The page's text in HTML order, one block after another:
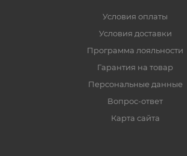
Условия оплаты
Условия доставки
Программа лояльности
Гарантия на товар
Персональные данные
Вопрос-ответ
Карта сайта